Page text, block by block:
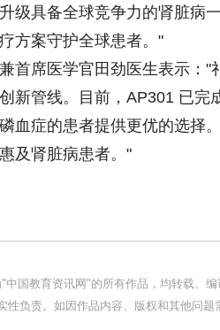
级具备全球竞争力的肾脏病
方案守护全球患者。"
首席医学官田劲医生表示：
新管线。目前，AP301 已
血症的患者提供更优的选择
及肾脏病患者。"
中国教育资讯网"的所有作品，均转载、
性负责。如因作品内容、版权和其他问